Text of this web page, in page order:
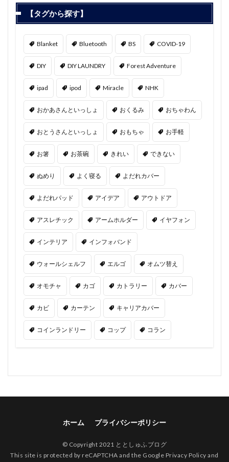
【タグから探す】
Blanket Bluetooth BS COVID-19
DIY DIY LAUNDRY Forest Adventure
ipad ipod Miracle NHK
おかあさんといっしょ おくるみ おちゃわん
おとうさんといっしょ おもちゃ お手軽
お箸 お茶碗 きれい できない
ぬめり よく寝る よだれカバー
よだれパッド アイデア アウトドア
アスレチック アームホルダー イヤフォン
インテリア インフォバンド
ウォールシェルフ エルゴ オムツ替え
オモチャ カゴ カトラリー カバー
カビ カーテン キャリアカバー
コインランドリー コップ コラン
ホーム プライバシーポリシー
© Copyright 2021 ととしゅふブログ
This site is protected by reCAPTCHA and the Google Privacy Policy and